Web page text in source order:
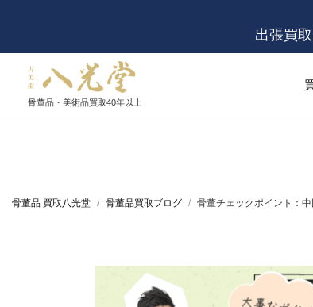
出張買
骨董品・美術品買取40年以上
骨董品 買取八光堂 骨董品買取ブログ 骨董チェックポイント：